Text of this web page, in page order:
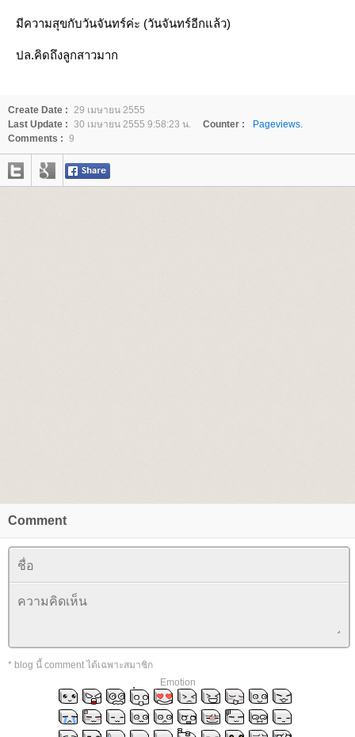
มีความสุขกับวันจันทร์ค่ะ (วันจันทร์อีกแล้ว)
ปล.คิดถึงลูกสาวมาก
Create Date : 29 เมษายน 2555
Last Update : 30 เมษายน 2555 9:58:23 น. Counter :
Pageviews.
Comments : 9
Comment
* blog นี้ comment ได้เฉพาะสมาชิก
Emotion